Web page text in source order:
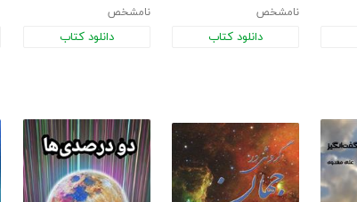
نامشخص
دانلود کتاب
نامشخص
دانلود کتاب